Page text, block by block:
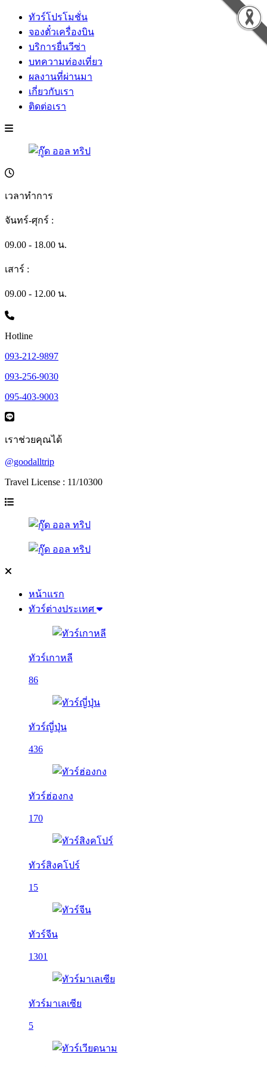
ทัวร์โปรโมชั่น
จองตั๋วเครื่องบิน
บริการยื่นวีซ่า
บทความท่องเที่ยว
ผลงานที่ผ่านมา
เกี่ยวกับเรา
ติดต่อเรา
เวลาทำการ
จันทร์-ศุกร์ :
09.00 - 18.00 น.
เสาร์ :
09.00 - 12.00 น.
Hotline
093-212-9897
093-256-9030
095-403-9003
เราช่วยคุณได้
@goodalltrip
Travel License : 11/10300
หน้าแรก
ทัวร์ต่างประเทศ
ทัวร์เกาหลี
86
ทัวร์ญี่ปุ่น
436
ทัวร์ฮ่องกง
170
ทัวร์สิงคโปร์
15
ทัวร์จีน
1301
ทัวร์มาเลเซีย
5